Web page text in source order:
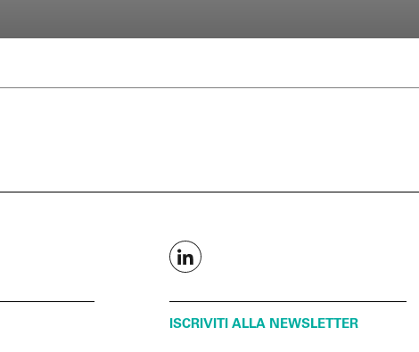
ISCRIVITI ALLA NEWSLETTER